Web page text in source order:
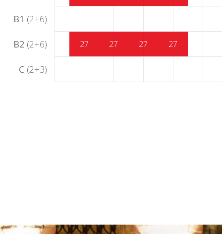
B1 (2+6)
B2 (2+6)
C (2+3)
27 27 27 27